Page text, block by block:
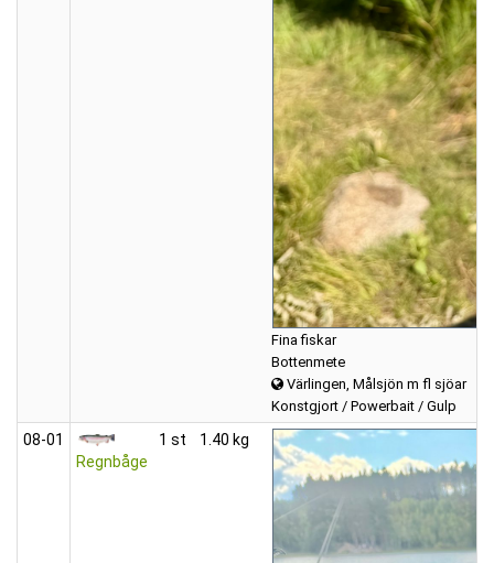
Fina fiskar
Bottenmete
Värlingen, Målsjön m fl sjöar
Konstgjort / Powerbait / Gulp
08‑01
Regnbåge
1 st 1.40 kg